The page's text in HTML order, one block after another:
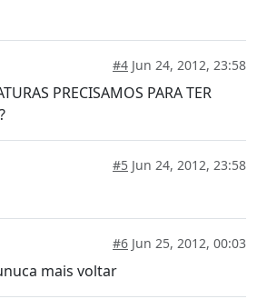
#4 Jun 24, 2012, 23:58
PRECISAMOS PARA TER
#5 Jun 24, 2012, 23:58
#6 Jun 25, 2012, 00:03
mais voltar